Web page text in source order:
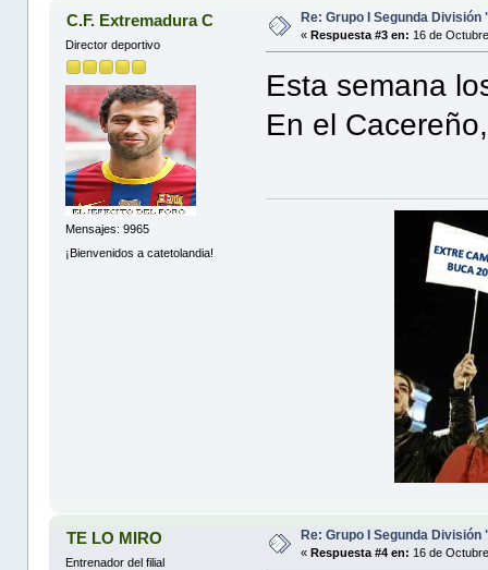
C.F. Extremadura C
Director deportivo
Mensajes: 9965
¡Bienvenidos a catetolandia!
Re: Grupo I Segunda División
«Respuesta #3 en: 16 de
Esta semana
En el
TE LO MIRO
Entrenador del filial
Re: Grupo I Segunda División
«Respuesta #4 en: 16 de